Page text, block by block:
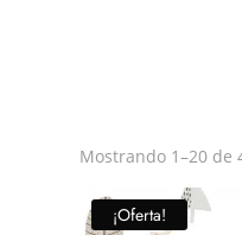
Mostrando 1–20 de
¡Oferta!